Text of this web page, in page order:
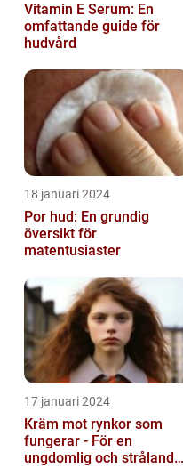
Vitamin E Serum: En
omfattande guide för
hudvård
18 januari 2024
Por hud: En grundig
översikt för
matentusiaster
17 januari 2024
Kräm mot rynkor som
fungerar - För en
ungdomlig och strålande